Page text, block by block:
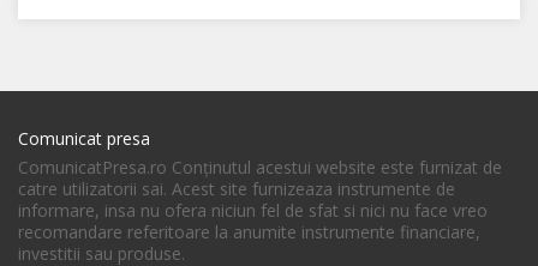
Comunicat presa
ComunicatPresa.ro Conţinutul acestui website este furnizat de
catre utilizatorii sai. Acest site furnizeaza instrumente de
informare, insa nu ofera niciun fel de sfat si nici nu face vreo
recomandare referitoare la anumite instrumente financiare,
investitii sau produse.